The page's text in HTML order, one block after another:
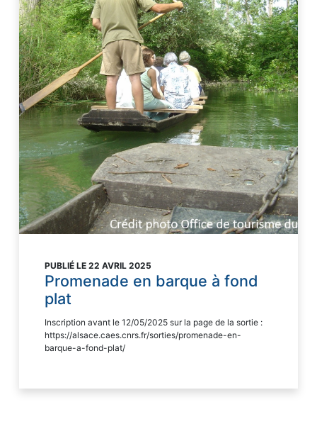
PUBLIÉ LE 22 AVRIL 2025
Promenade en barque à fond
plat
Inscription avant le 12/05/2025 sur la page de la sortie :
https://alsace.caes.cnrs.fr/sorties/promenade-en-
barque-a-fond-plat/